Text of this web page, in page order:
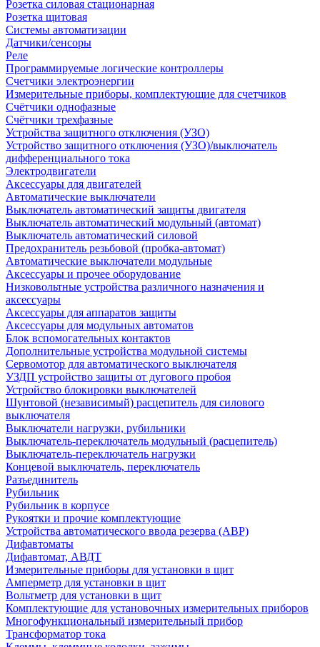
Розетка силовая стационарная
Розетка щитовая
Системы автоматизации
Датчики/сенсоры
Реле
Программируемые логические контроллеры
Счетчики электроэнергии
Измерительные приборы, комплектующие для счетчиков
Счётчики однофазные
Счётчики трехфазные
Устройства защитного отключения (УЗО)
Устройство защитного отключения (УЗО)/выключатель
дифференциального тока
Электродвигатели
Аксессуары для двигателей
Автоматические выключатели
Выключатель автоматический защиты двигателя
Выключатель автоматический модульный (автомат)
Выключатель автоматический силовой
Предохранитель резьбовой (пробка-автомат)
Автоматические выключатели модульные
Аксессуары и прочее оборудование
Низковольтные устройства различного назначения и
аксессуары
Аксессуары для аппаратов защиты
Аксессуары для модульных автоматов
Блок вспомогательных контактов
Дополнительные устройства модульной системы
Сервомотор для автоматического выключателя
УЗДП устройство защиты от дугового пробоя
Устройство блокировки выключателей
Шунтовой (независимый) расцепитель для силового
выключателя
Выключатели нагрузки, рубильники
Выключатель-переключатель модульный (расцепитель)
Выключатель-переключатель нагрузки
Концевой выключатель, переключатель
Разъединитель
Рубильник
Рубильник в корпусе
Рукоятки и прочие комплектующие
Устройства автоматического ввода резерва (АВР)
Дифавтоматы
Дифавтомат, АВДТ
Измерительные приборы для установки в щит
Амперметр для установки в щит
Вольтметр для установки в щит
Комплектующие для установочных измерительных приборов
Многофункциональный измерительный прибор
Трансформатор тока